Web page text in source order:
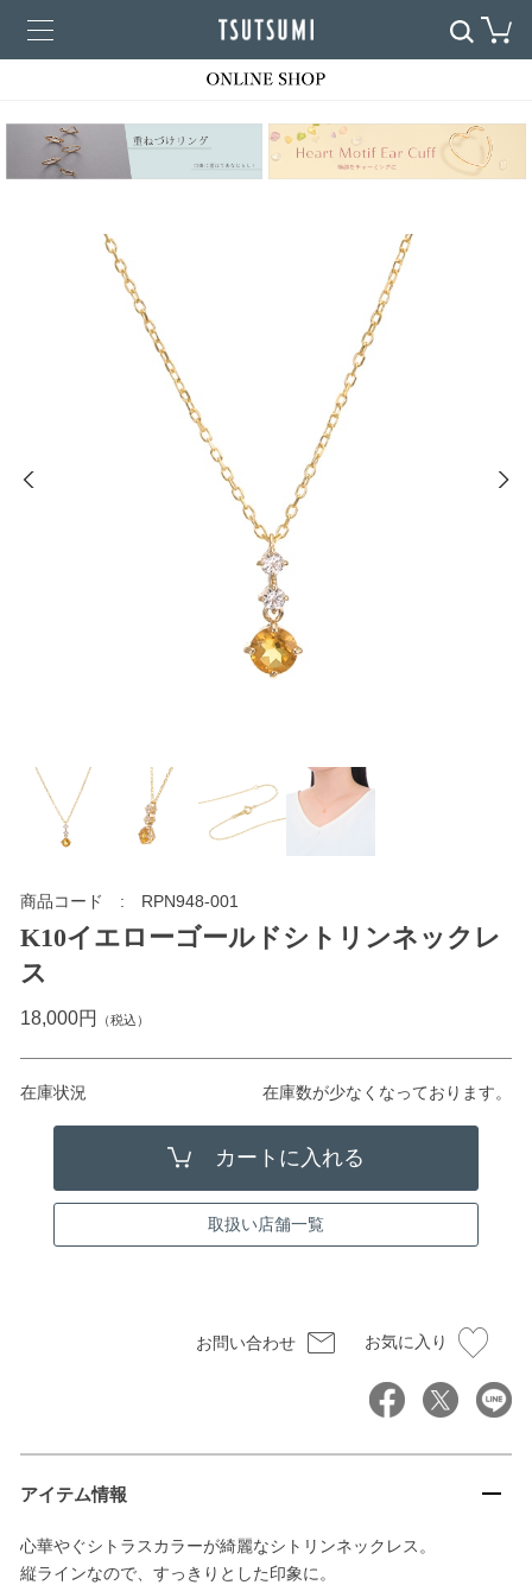
商品コード RPN948-001
K10イエローゴールドシトリンネックレ
ス
18,000円 （税込）
在庫状況 在庫数が少なくなっております。
取扱い店舗一覧
お問い合わせ お気に入り
アイテム情報
心華やぐシトラスカラーが綺麗なシトリンネックレス。
縦ラインなので、すっきりとした印象に。